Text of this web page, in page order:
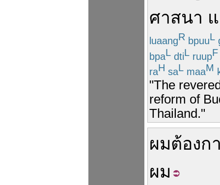
ศาสนา
luaangR bpuuL
bpaL dtiL ruupF
raH saL maaM
"The
reform of
Thailand."
ผมต้องก
ผม